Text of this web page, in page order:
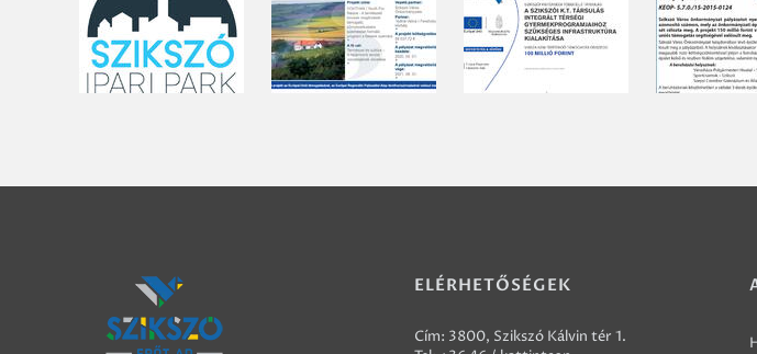
ELÉRHETŐSÉGEK
Cím: 3800, Szikszó Kálvin tér 1.